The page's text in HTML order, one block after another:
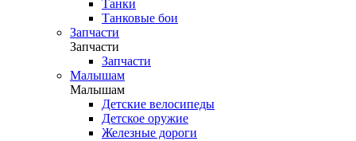
Танки
Танковые бои
Запчасти
Запчасти
Запчасти
Малышам
Малышам
Детские велосипеды
Детское оружие
Железные дороги